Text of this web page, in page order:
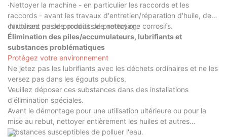
·Nettoyer la machine - en particulier les raccords et les
raccords - avant les travaux d'entretien/réparation d'huile, de
carburant ou de produits de protection.
·N'utilisez pas de produits de nettoyage corrosifs.
Élimination des piles/accumulateurs, lubrifiants et
substances problématiques
Protégez votre environnement
Ne jetez pas les lubrifiants avec les déchets ordinaires et ne les
versez pas dans les égouts publics.
Veuillez déposer ces substances dans des installations
d'élimination spéciales.
Avant le démontage pour une utilisation ultérieure ou pour la
mise au rebut, nettoyer entièrement les huiles et autres
substances susceptibles de polluer l'eau.